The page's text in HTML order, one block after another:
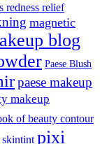
redness relief
magnetic
blog
Paese Blush
paese makeup
makeup
of beauty contour
pixi